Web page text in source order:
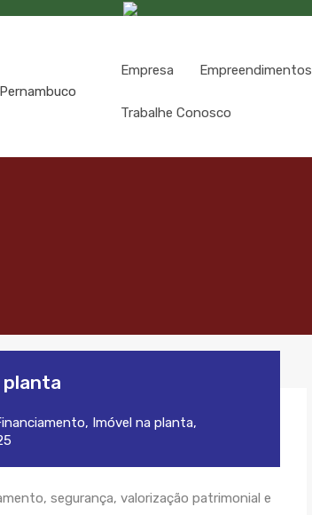
Empresa Empreendimentos
Trabalhe Conosco
planta
, Imóvel na planta,
segurança, valorização patrimonial e